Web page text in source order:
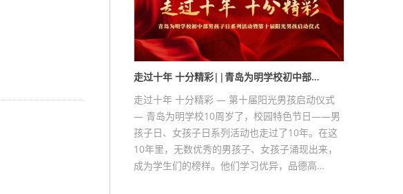
走过十年 十分精彩||青岛为明学校初中部…
走过十年 十分精彩 — 第十届阳光男孩启动仪式
— 青岛为明学校10周岁了，校园特色节日——男
孩子日、女孩子日系列活动也走过了10年。在这
10年里，无数优秀的男孩子、女孩子涌现出来，
成为学生们的榜样。他们学习优异，品德高…